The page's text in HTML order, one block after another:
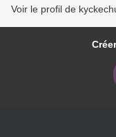
Voir le profil de